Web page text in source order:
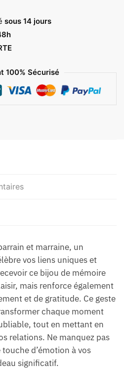
sous 14 jours
100% Sécurisé
et marraine, un
vos liens uniques et
ce bijou de mémoire
mais renforce également
et de gratitude. Ce geste
chaque moment
tout en mettant en
relations. Ne manquez pas
touche d’émotion à vos
significatif.